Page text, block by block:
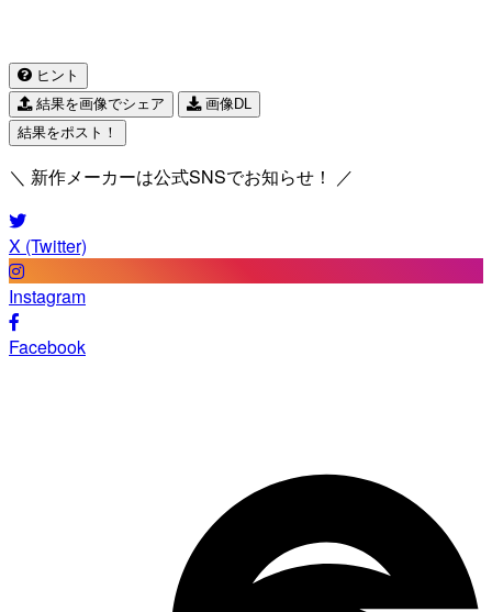
ヒント
結果を画像でシェア
画像DL
結果をポスト！
＼ 新作メーカーは公式SNSでお知らせ！ ／
X (Twitter)
Instagram
Facebook